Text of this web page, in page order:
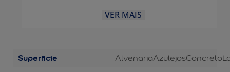
VER MAIS
Superficie AlvenariaAzulejosConcreto